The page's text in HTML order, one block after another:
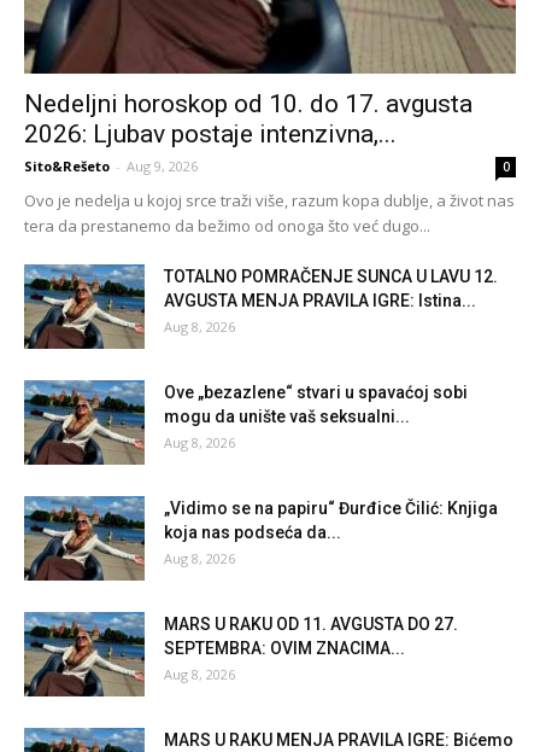
Nedeljni horoskop od 10. do 17. avgusta
2026: Ljubav postaje intenzivna,...
Sito&Rešeto - Aug 9, 2026 0
Ovo je nedelja u kojoj srce traži više, razum kopa dublje, a život nas
tera da prestanemo da bežimo od onoga što već dugo...
TOTALNO POMRAČENJE SUNCA U LAVU 12.
AVGUSTA MENJA PRAVILA IGRE: Istina...
Aug 8, 2026
Ove „bezazlene“ stvari u spavaćoj sobi
mogu da unište vaš seksualni...
Aug 8, 2026
„Vidimo se na papiru“ Đurđice Čilić: Knjiga
koja nas podseća da...
Aug 8, 2026
MARS U RAKU OD 11. AVGUSTA DO 27.
SEPTEMBRA: OVIM ZNACIMA...
Aug 8, 2026
MARS U RAKU MENJA PRAVILA IGRE: Bićemo